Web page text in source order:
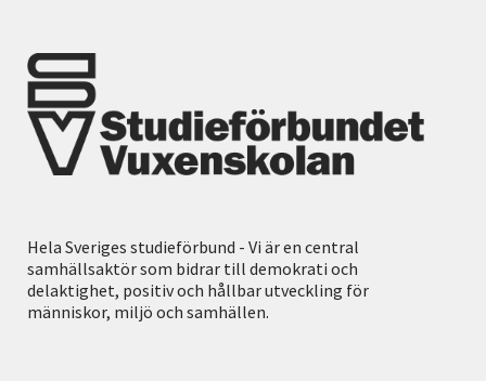
Hela Sveriges studieförbund - Vi är en central
samhällsaktör som bidrar till demokrati och
delaktighet, positiv och hållbar utveckling för
människor, miljö och samhällen.